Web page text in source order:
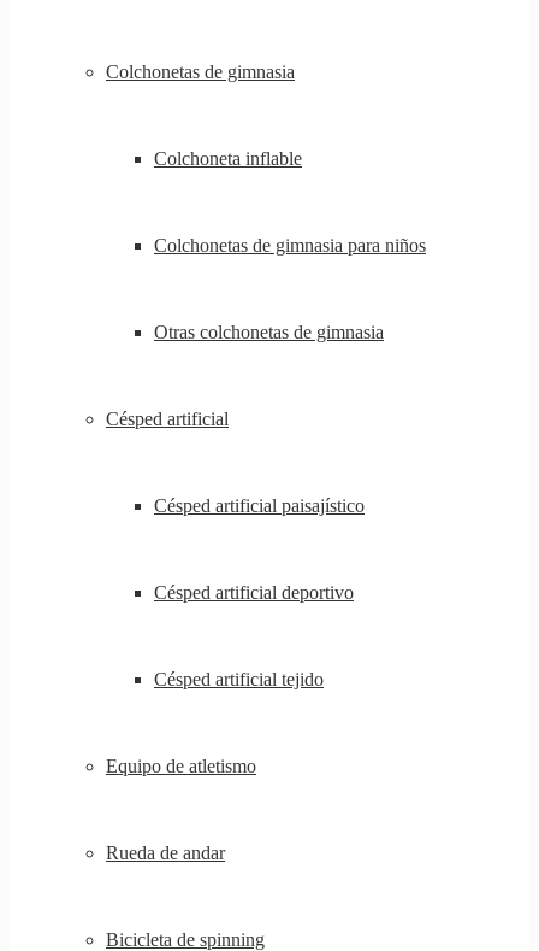
Colchonetas de gimnasia
Colchoneta inflable
Colchonetas de gimnasia para niños
Otras colchonetas de gimnasia
Césped artificial
Césped artificial paisajístico
Césped artificial deportivo
Césped artificial tejido
Equipo de atletismo
Rueda de andar
Bicicleta de spinning